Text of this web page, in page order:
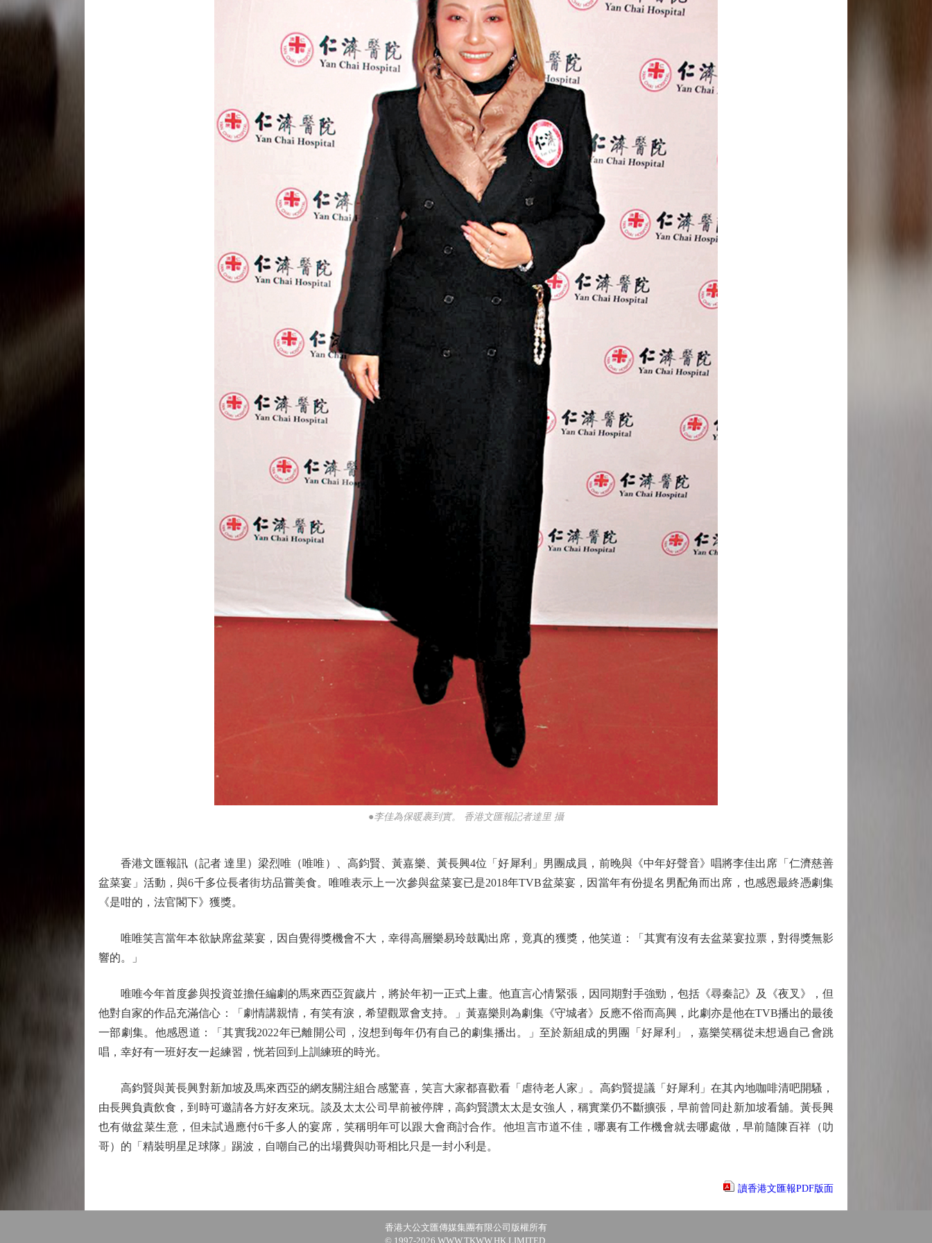
●李佳為保暖裹到實。 香港文匯報記者達里 攝
香港文匯報訊（記者 達里）梁烈唯（唯唯）、高鈞賢、黃嘉樂、黃長興4位「好犀利」男團成員，前晚與《中年好聲音》唱將李佳出席「仁濟慈善
盆菜宴」活動，與6千多位長者街坊品嘗美食。唯唯表示上一次參與盆菜宴已是2018年TVB盆菜宴，因當年有份提名男配角而出席，也感恩最終憑劇集
《是咁的，法官閣下》獲獎。
唯唯笑言當年本欲缺席盆菜宴，因自覺得獎機會不大，幸得高層樂易玲鼓勵出席，竟真的獲獎，他笑道：「其實有沒有去盆菜宴拉票，對得獎無影
響的。」
唯唯今年首度參與投資並擔任編劇的馬來西亞賀歲片，將於年初一正式上畫。他直言心情緊張，因同期對手強勁，包括《尋秦記》及《夜叉》，但
他對自家的作品充滿信心：「劇情講親情，有笑有淚，希望觀眾會支持。」黃嘉樂則為劇集《守城者》反應不俗而高興，此劇亦是他在TVB播出的最後
一部劇集。他感恩道：「其實我2022年已離開公司，沒想到每年仍有自己的劇集播出。」至於新組成的男團「好犀利」，嘉樂笑稱從未想過自己會跳
唱，幸好有一班好友一起練習，恍若回到上訓練班的時光。
高鈞賢與黃長興對新加坡及馬來西亞的網友關注組合感驚喜，笑言大家都喜歡看「虐待老人家」。高鈞賢提議「好犀利」在其內地咖啡清吧開騷，
由長興負責飲食，到時可邀請各方好友來玩。談及太太公司早前被停牌，高鈞賢讚太太是女強人，稱實業仍不斷擴張，早前曾同赴新加坡看舖。黃長興
也有做盆菜生意，但未試過應付6千多人的宴席，笑稱明年可以跟大會商討合作。他坦言市道不佳，哪裏有工作機會就去哪處做，早前隨陳百祥（叻
哥）的「精裝明星足球隊」踢波，自嘲自己的出場費與叻哥相比只是一封小利是。
讀香港文匯報PDF版面
香港大公文匯傳媒集團有限公司版權所有
© 1997-2026 WWW.TKWW.HK LIMITED.